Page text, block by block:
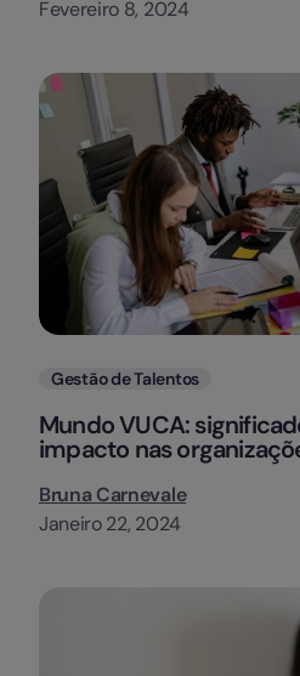
Fevereiro 8, 2024
Categorias
Gestão de Talentos
Mundo VUCA:
impacto nas
Bruna Carnevale
Janeiro 22, 2024